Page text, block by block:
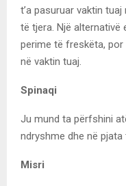
t’a pasuruar vaktin
të tjera. Një alternativë
perime të freskëta, por
në vaktin tuaj.
Spinaqi
Ju mund ta përfshini
ndryshme dhe në
Misri